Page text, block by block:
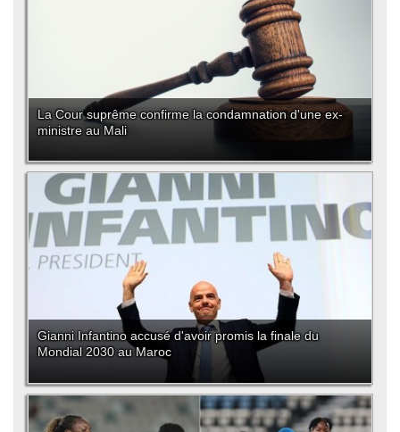
La Cour suprême confirme la condamnation d'une ex-
ministre au Mali
Gianni Infantino accusé d'avoir promis la finale du
Mondial 2030 au Maroc